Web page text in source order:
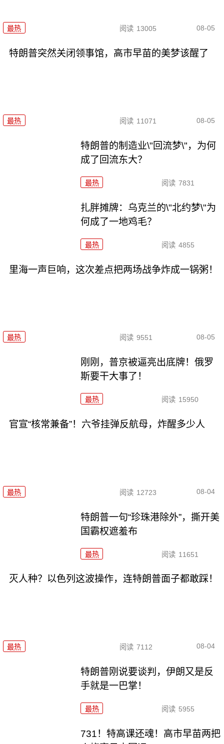
最热 阅读 13005 08-05
特朗普突然关闭领事馆，高市早苗的美梦该醒了
最热 阅读 11071 08-05
特朗普的制造业\"回流梦\"，为何
成了回流东大？
最热 阅读 7831
扎胖摊牌：乌克兰的\"北约梦\"为
何成了一地鸡毛？
最热 阅读 4855
里海一声巨响，这次差点把两场战争炸成一锅粥！
最热 阅读 9551 08-05
刚刚，普京被逼亮出底牌！俄罗
斯要干大事了！
最热 阅读 15950
官宣“核常兼备”！六爷挂弹反航母，炸醒多少人
最热 阅读 12723 08-04
特朗普一句“珍珠港除外”，撕开美
国霸权遮羞布
最热 阅读 11651
灭人种？以色列这波操作，连特朗普面子都敢踩！
最热 阅读 7112 08-04
特朗普刚说要谈判，伊朗又是反
手就是一巴掌！
最热 阅读 5955
731！特高课还魂！高市早苗两把